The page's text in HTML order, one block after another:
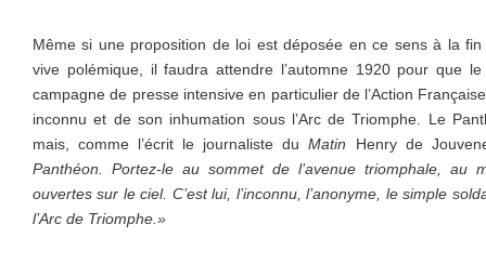
Même si une proposition de loi est déposée en ce sens à la
vive polémique, il faudra attendre l’automne 1920 pour que
campagne de presse intensive en particulier de l’Action
inconnu et de son inhumation sous l’Arc de Triomphe. Le
mais, comme l’écrit le journaliste duMatin Henry de
Panthéon. Portez-le au sommet de l’avenue triomphale, au
ouvertes sur le ciel. C’est lui, l’inconnu, l’anonyme, le simple
l’Arc de Triomphe.»